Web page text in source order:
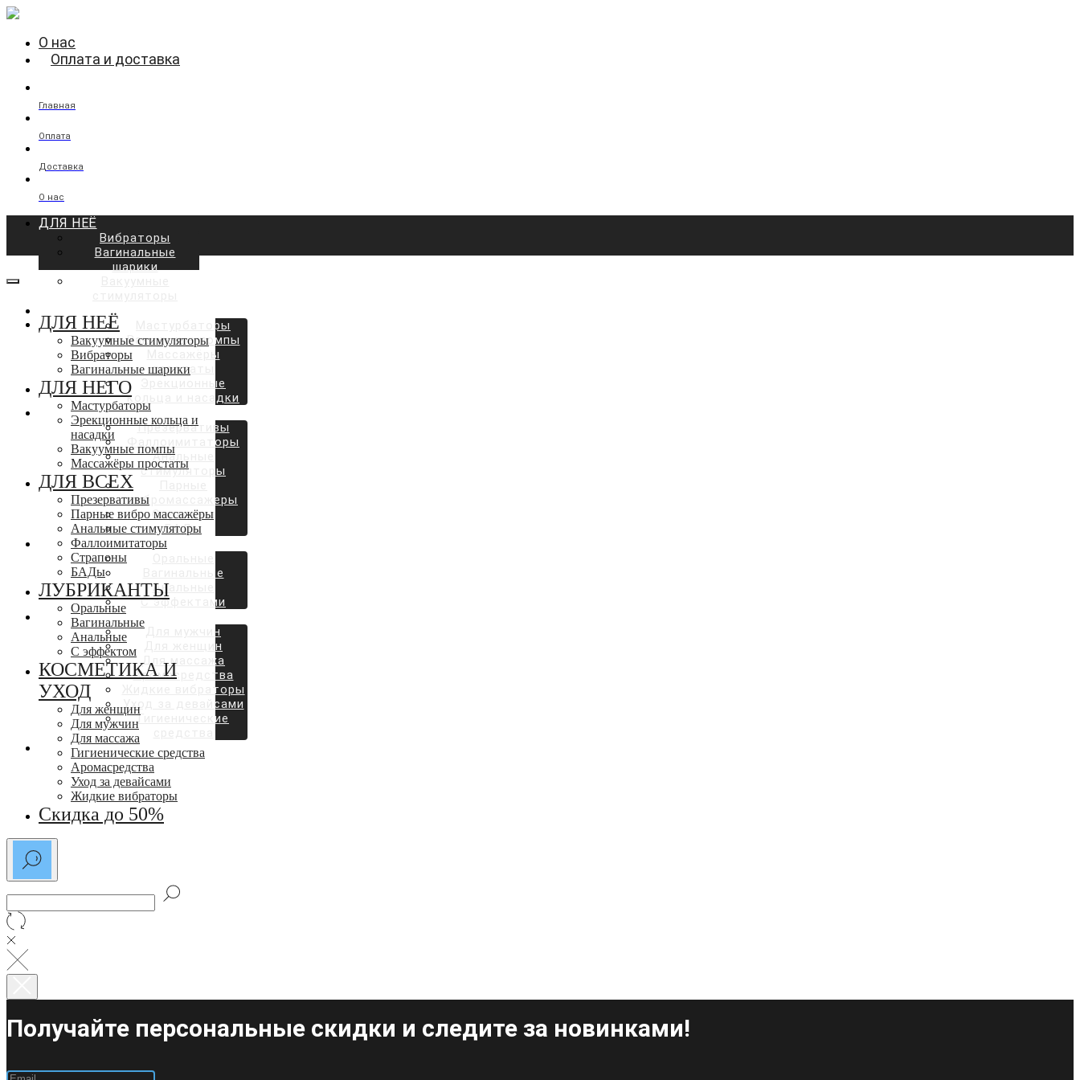
О нас
Оплата и доставка
Главная
Оплата
Доставка
О нас
ДЛЯ НЕЁ
Вибраторы
Вагинальные
шарики
ДЛЯ НЕГО
Мастурбаторы
Вакуумные помпы
Массажёры
простаты
Эрекционные
кольца и насадки
ДЛЯ ВСЕХ
Презервативы
Фаллоимитаторы
Анальные
стимуляторы
вибромассажеры
Страпоны
БАДы
ЛУБРИКАНТЫ
Вагинальные
Анальные
С эффектами
КОСМЕТИКА И УХОД
Для мужчин
Для женщин
Для массажа
Аромасредства
Жидкие вибраторы
Уход за девайсами
Гигиенические
СКИДКИ ДО 50%
ДЛЯ НЕЁ
Вакуумные стимуляторы
Вибраторы
Вагинальные шарики
ДЛЯ НЕГО
Мастурбаторы
Эрекционные кольца и
насадки
Вакуумные помпы
Массажёры простаты
ДЛЯ ВСЕХ
Презервативы
Парные вибро массажёры
Анальные стимуляторы
Фаллоимитаторы
Страпоны
БАДы
ЛУБРИКАНТЫ
Оральные
Вагинальные
Анальные
С эффектом
КОСМЕТИКА И
УХОД
Для женщин
Для мужчин
Для массажа
Гигиенические средства
Аромасредства
Уход за девайсами
Жидкие вибраторы
Скидка до 50%
Получайте персональные скидки и следите за новинками!